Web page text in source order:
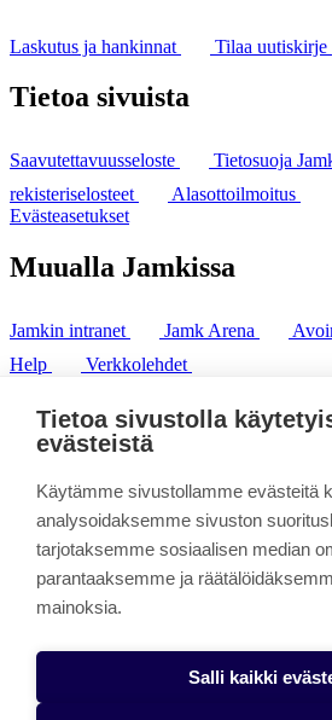
Laskutus ja hankinnat Tilaa uutiskirje
Tietoa sivuista
Saavutettavuusseloste Tietosuoja
rekisteriselosteet
Alasottoilmoitus
Evästeasetukset
Muualla Jamkissa
Jamkin intranet Jamk Arena
Help
Verkkolehdet
puh. +358 20 743 8100
fax. +358 14 449 9694
Tietoa sivustolla
evästeistä
Käytämme sivustollamme evästeitä
analysoidaksemme sivuston
tarjotaksemme sosiaalisen median
parantaaksemme ja
mainoksia.
Salli kaikki